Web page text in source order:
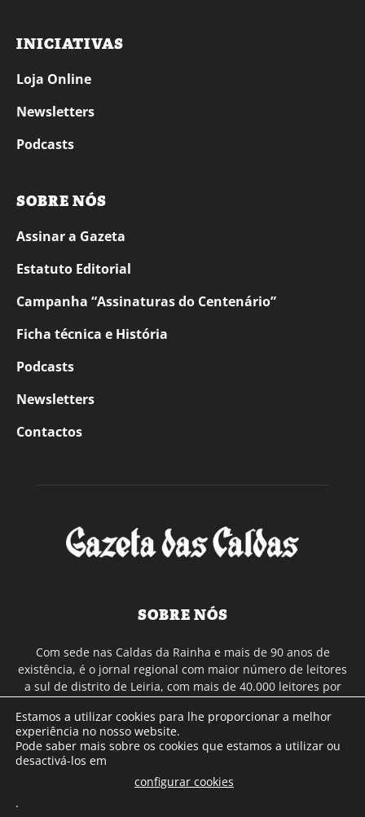
INICIATIVAS
Loja Online
Newsletters
Podcasts
SOBRE NÓS
Assinar a Gazeta
Estatuto Editorial
Campanha “Assinaturas do Centenário”
Ficha técnica e História
Podcasts
Newsletters
Contactos
SOBRE NÓS
Com sede nas Caldas da Rainha e mais de 90 anos de
existência, é o jornal regional com maior número de leitores
a sul de distrito de Leiria, com mais de 40.000 leitores por
Continental e assinatura online.
SIGA-NOS
Estamos a utilizar cookies para lhe proporcionar a melhor
experiência no nosso website.
Pode saber mais sobre os cookies que estamos a utilizar ou
desactivá-los em
configurar cookies
.